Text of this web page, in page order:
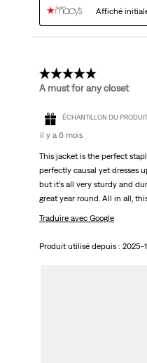
Affiché
5 étoile(s) sur 5.
A must for any closet
ÉCHANTILLON DU
il y a 6 mois
This jacket is the perfect
perfectly causal yet dresses
but it’s all very sturdy and
great year round. All in all,
Traduire avec Google
Produit utilisé depuis : 2025-